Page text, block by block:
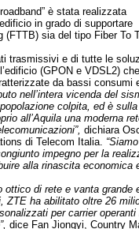
è stata realizzata
in grado di supportare
sia del tipo Fiber To
trasmissivi e di tutte le
(GPON e VDSL2) che
da bassi consumi
nell’intera vicenda del
colpita, ed è
all’Aquila una moderna
dichiara
di Telecom Italia. “Siamo
impegno per la
alla rinascita economica
ottico di rete e vanta grande
ZTE ha abilitato oltre 26
per carrier operanti
dice Fan Jiongyi, Country